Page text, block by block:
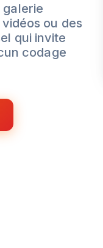
ou des
qui invite
codage